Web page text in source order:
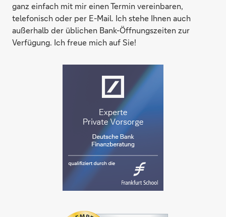
ganz einfach mit mir einen Termin vereinbaren,
telefonisch oder per E-Mail. Ich stehe Ihnen auch
außerhalb der üblichen Bank-Öffnungszeiten zur
Verfügung. Ich freue mich auf Sie!